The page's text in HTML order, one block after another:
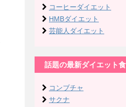
コーヒーダイエット
HMBダイエット
芸能人ダイエット
話題の最新ダイエット
コンブチャ
サクナ